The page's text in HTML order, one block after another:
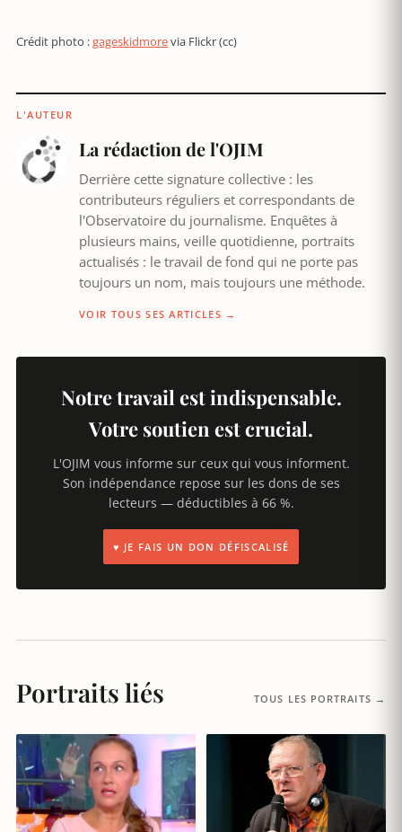
Crédit photo :gageskidmorevia Flickr (cc)
L'AUTEUR
La rédaction de l'OJIM
Derrière cette signature collective : les
contributeurs réguliers et correspondants de
l'Observatoire du journalisme. Enquêtes à
plusieurs mains, veille quotidienne, portraits
actualisés : le travail de fond qui ne porte pas
toujours un nom, mais toujours une méthode.
VOIR TOUS SES ARTICLES →
Notre travail est indispensable.
Votre soutien est crucial.
L'OJIM vous informe sur ceux qui vous informent.
Son indépendance repose sur les dons de ses
lecteurs — déductibles à 66 %.
♥ JE FAIS UN DON DÉFISCALISÉ
Portraits liés TOUS LES PORTRAITS →